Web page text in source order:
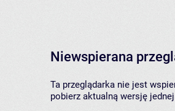
Niewspierana
Ta przeglądarka nie jest
pobierz aktualną wersję